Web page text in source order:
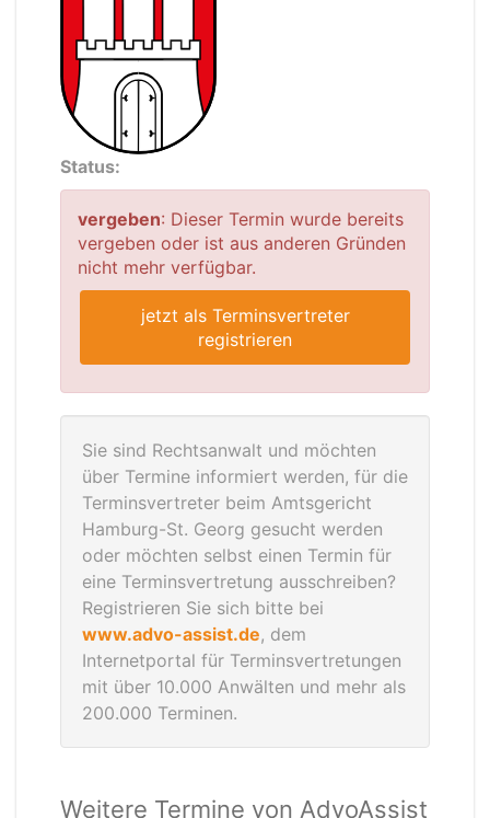
Status:
vergeben: Dieser Termin wurde bereits
vergeben oder ist aus anderen Gründen
nicht mehr verfügbar.
jetzt als Terminsvertreter
registrieren
Sie sind Rechtsanwalt und möchten
über Termine informiert werden, für die
Terminsvertreter beim Amtsgericht
Hamburg-St. Georg gesucht werden
oder möchten selbst einen Termin für
eine Terminsvertretung ausschreiben?
Registrieren Sie sich bitte bei
www.advo-assist.de, dem
Internetportal für Terminsvertretungen
mit über 10.000 Anwälten und mehr als
200.000 Terminen.
Weitere Termine von AdvoAssist